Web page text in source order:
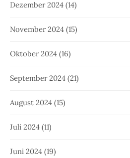
Dezember 2024 (14)
November 2024 (15)
Oktober 2024 (16)
September 2024 (21)
August 2024 (15)
Juli 2024 (11)
Juni 2024 (19)